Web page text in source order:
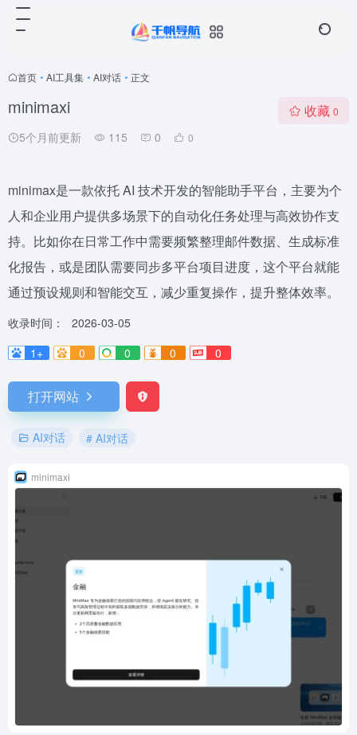
首页 • AI工具集 • AI对话 • 正文
minimaxi
5个月前更新 115 0 0
收藏 0
minimax是一款依托 AI 技术开发的智能助手平台，主要为个
人和企业用户提供多场景下的自动化任务处理与高效协作支
持。比如你在日常工作中需要频繁整理邮件数据、生成标准
化报告，或是团队需要同步多平台项目进度，这个平台就能
通过预设规则和智能交互，减少重复操作，提升整体效率。
收录时间：
2026-03-05
1+
0 0 0 0
打开网站
AI对话 # AI对话
minimaxi